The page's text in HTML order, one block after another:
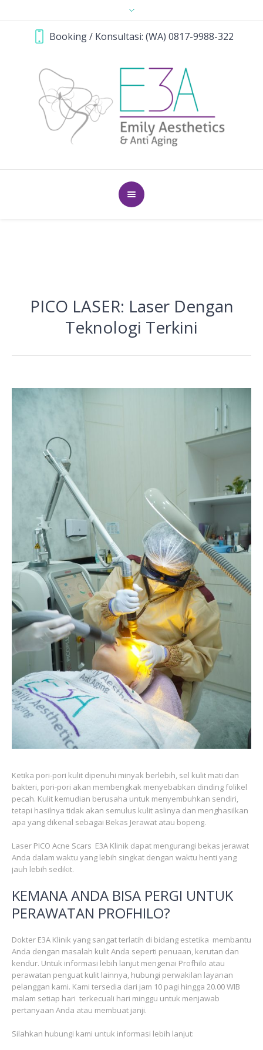
Booking / Konsultasi: (WA) 0817-9988-322
PICO LASER: Laser Dengan
Teknologi Terkini
Ketika pori-pori kulit dipenuhi minyak berlebih, sel kulit mati dan
bakteri, pori-pori akan membengkak menyebabkan dinding folikel
pecah. Kulit kemudian berusaha untuk menyembuhkan sendiri,
tetapi hasilnya tidak akan semulus kulit aslinya dan menghasilkan
apa yang dikenal sebagai Bekas Jerawat atau bopeng.
Laser PICO Acne Scars E3A Klinik dapat mengurangi bekas jerawat
Anda dalam waktu yang lebih singkat dengan waktu henti yang
jauh lebih sedikit.
KEMANA ANDA BISA PERGI UNTUK
PERAWATAN PROFHILO?
Dokter E3A Klinik yang sangat terlatih di bidang estetika membantu
Anda dengan masalah kulit Anda seperti penuaan, kerutan dan
kendur. Untuk informasi lebih lanjut mengenai Profhilo atau
perawatan penguat kulit lainnya, hubungi perwakilan layanan
pelanggan kami. Kami tersedia dari jam 10 pagi hingga 20.00 WIB
malam setiap hari terkecuali hari minggu untuk menjawab
pertanyaan Anda atau membuat janji.
Silahkan hubungi kami untuk informasi lebih lanjut: